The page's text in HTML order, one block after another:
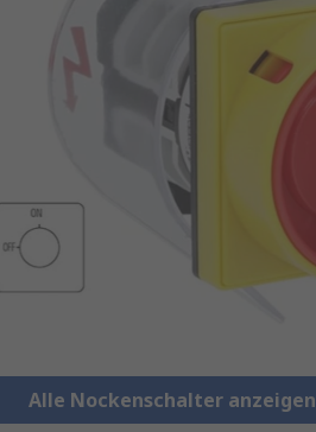
Alle Nockenschalter anzeigen